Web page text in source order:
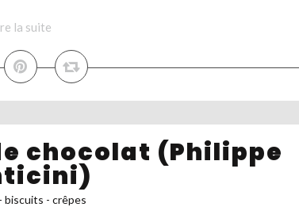
la suite
chocolat (Philippe
biscuits - crêpes